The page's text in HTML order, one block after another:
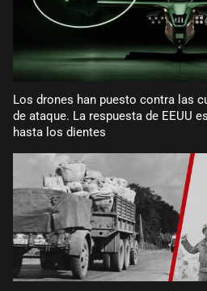
Los drones han puesto contra las
de ataque. La respuesta de EEUU
hasta los dientes